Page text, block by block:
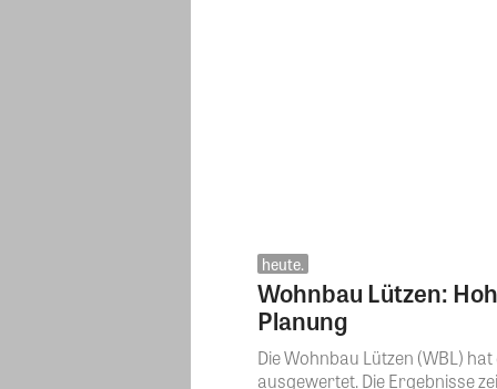
heute.
Wohnbau Lützen:
Planung
Die Wohnbau Lützen (WBL)
ausgewertet. Die Ergebnisse